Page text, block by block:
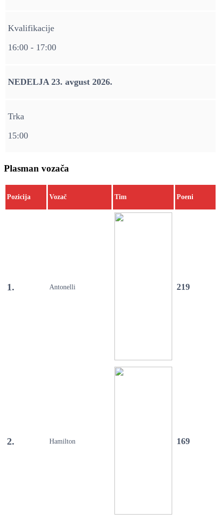
Kvalifikacije
16:00 - 17:00
NEDELJA 23. avgust 2026.
Trka
15:00
Plasman vozača
Pozicija Vozač Tim Poeni
1. Antonelli 219
2. Hamilton 169